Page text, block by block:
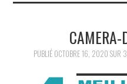
GUIDE PRATIQUE
COMPARATIF DES
CAMERA-
PUBLIÉ OCTOBRE 16, 2020 SUR